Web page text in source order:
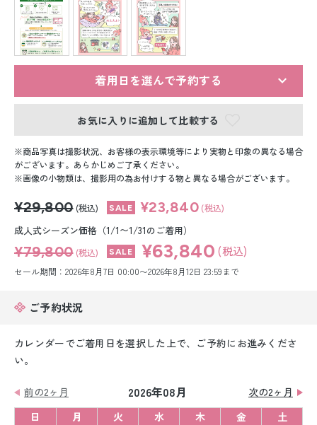
留袖レンタル
男性礼装レンタル
白無垢&紋付袴レンタル
引き振袖レンタル
小物販売品
着用日を選んで予約する
お気に入りに追加して比較する
商品写真は撮影状況、お客様の表示環境等により実物と印象の異なる場合
がございます。あらかじめご了承ください。
画像の小物類は、撮影用の為お付けする物と異なる場合がございます。
¥29,800 (税込) ¥23,840 (税込)
成人式シーズン価格（1/1〜1/31のご着用）
¥79,800 (税込) ¥63,840 (税込)
セール期間：2026年8月7日 00:00〜2026年8月12日 23:59まで
ご予約状況
カレンダーでご着用日を選択した上で、ご予約にお進みくださ
い。
前の2ヶ月 2026年08月
次の2ヶ月
日
月 火 水 木 金 土